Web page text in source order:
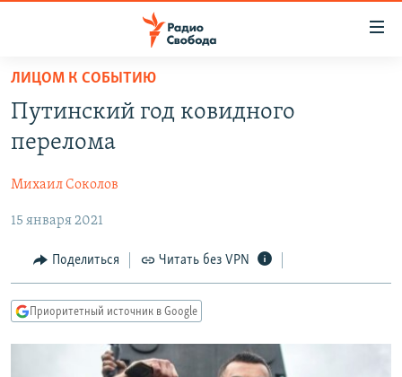
упрощенного
доступа
основному
Вернутся
главной
навигации
Вернутся
ПОДКАСТЫ
АВТОРСКИЕ ПРОЕКТЫ
ЦИТАТЫ СВОБОДЫ
МНЕНИЯ
КУЛЬТУРА
IDEL.РЕАЛИИ
КАВКАЗ.РЕАЛИИ
СЕВЕР.РЕАЛИИ
ЛИЦОМ К СОБЫТИЮ
Путинский год ковидного
перелома
Михаил Соколов
15 января 2021
Поделиться Читать без VPN
Приоритетный источник в Google